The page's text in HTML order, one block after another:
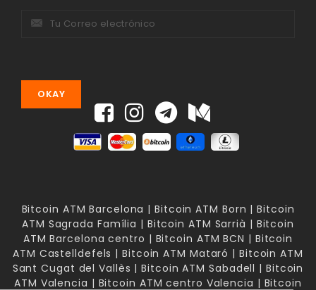
Bitcoin ATM Barcelona | Bitcoin ATM Born | Bitcoin
ATM Sagrada Família | Bitcoin ATM Sarrià | Bitcoin
ATM Barcelona centro | Bitcoin ATM BCN | Bitcoin
ATM Castelldefels | Bitcoin ATM Mataró | Bitcoin ATM
Sant Cugat del Vallès | Bitcoin ATM Sabadell | Bitcoin
ATM Valencia | Bitcoin ATM centro Valencia | Bitcoin